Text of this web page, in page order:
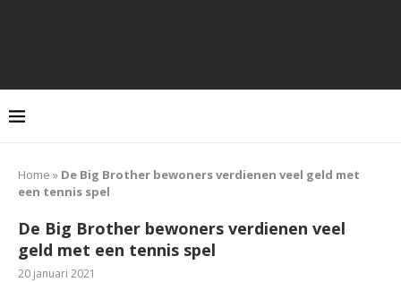
Home » De Big Brother bewoners verdienen veel geld met
een tennis spel
De Big Brother bewoners verdienen veel
geld met een tennis spel
20 januari 2021